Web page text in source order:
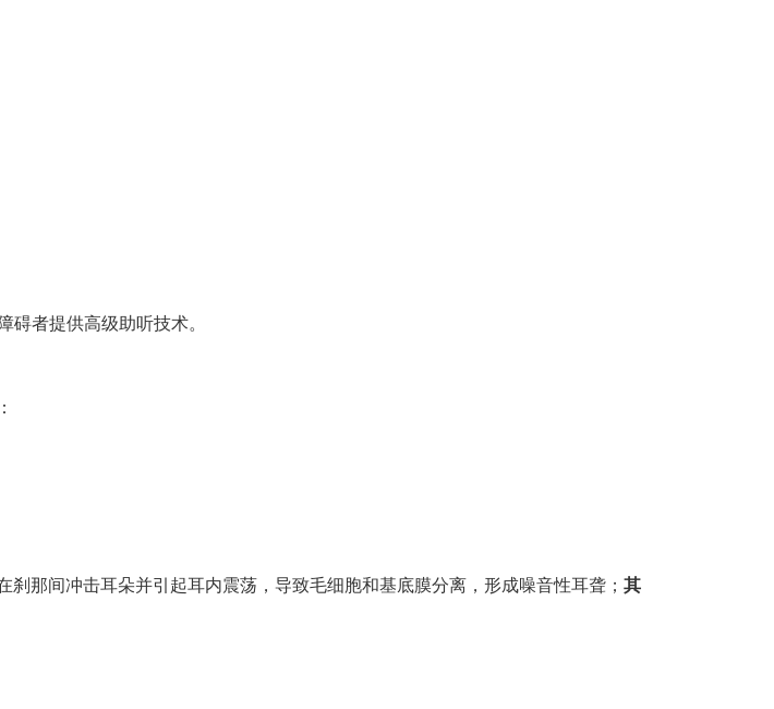
者提供高级助听技术。
那间冲击耳朵并引起耳内震荡，导致毛细胞和基底膜分离，形成噪音性耳聋； 其